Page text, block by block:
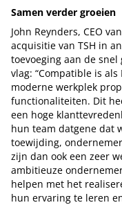
Samen verder groeien
John Reynders, CEO
acquisitie van TSH in
toevoeging aan de snel
vlag: “Compatible is
moderne werkplek
functionaliteiten. Dit
een hoge
hun team datgene dat
toewijding,
zijn dan ook een zeer
ambitieuze
helpen met het
hun ervaring te leren